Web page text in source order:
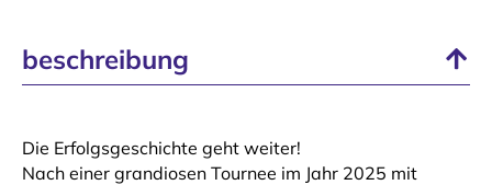
beschreibung
Die Erfolgsgeschichte geht weiter!
Nach einer grandiosen Tournee im Jahr 2025 mit